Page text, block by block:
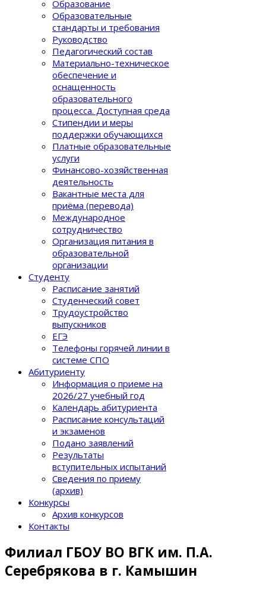
Образование
Образовательные
стандарты и требования
Руководство
Педагогический состав
Материально-техническое
обеспечение и
оснащенность
образовательного
процеcса. Доступная среда
Стипендии и меры
поддержки обучающихся
Платные образовательные
услуги
Финансово-хозяйственная
деятельность
Вакантные места для
приёма (перевода)
Международное
сотрудничество
Организация питания в
образовательной
организации
Студенту
Расписание занятий
Студенческий совет
Трудоустройство
выпускников
ЕГЭ
Телефоны горячей линии в
системе СПО
Абитуриенту
Информация о приеме на
2026/27 учебный год
Календарь абитуриента
Расписание консультаций
и экзаменов
Подано заявлений
Результаты
вступительных испытаний
Сведения по приему
(архив)
Конкурсы
Архив конкурсов
Контакты
Филиал ГБОУ ВО ВГК им. П.А.
Серебрякова в г. Камышин